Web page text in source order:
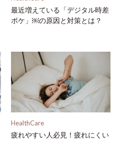
最近増えている「デジタル時差
ボケ」￼の原因と対策とは？
HealthCare
疲れやすい人必見！疲れにくい